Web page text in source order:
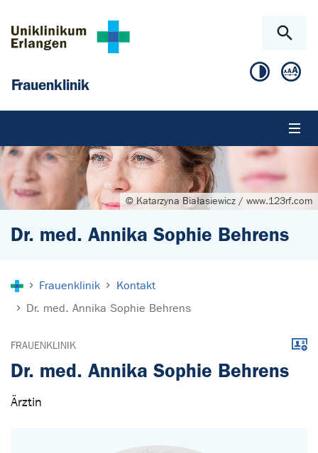
Frauenklinik
© Katarzyna Białasiewicz / www.123rf.com
Dr. med. Annika Sophie Behrens
Frauenklinik
Kontakt
Dr. med. Annika Sophie Behrens
FRAUENKLINIK
Dr. med. Annika Sophie Behrens
Ärztin